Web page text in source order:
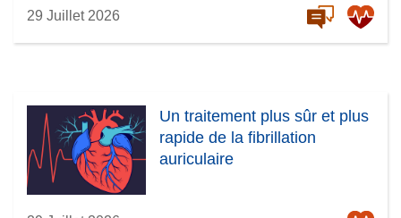
29 Juillet 2026
Un traitement plus sûr et plus
rapide de la fibrillation
auriculaire